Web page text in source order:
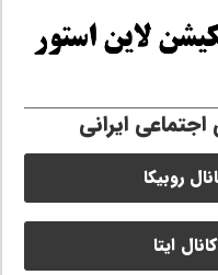
ایرانی
روبیکا
ایتا